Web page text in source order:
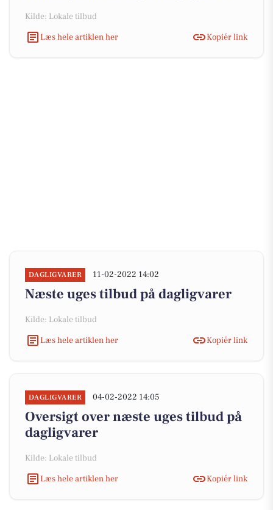
Kilde: Lokale tilbud
Læs hele artiklen her
Kopiér link
DAGLIGVARER 11-02-2022 14:02
Næste uges tilbud på dagligvarer
Kilde: Lokale tilbud
Læs hele artiklen her
Kopiér link
DAGLIGVARER 04-02-2022 14:05
Oversigt over næste uges tilbud på
dagligvarer
Kilde: Lokale tilbud
Læs hele artiklen her
Kopiér link